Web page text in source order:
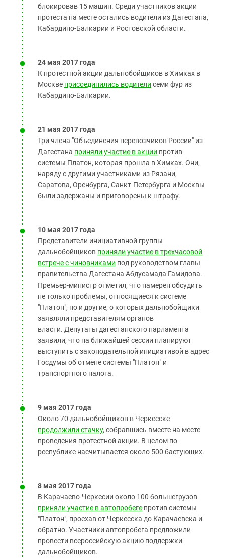
блокировав 15 машин. Среди участников акции
протеста на месте остались водители из Дагестана,
Кабардино-Балкарии и Ростовской области.
24 мая 2017 года
К протестной акции дальнобойщиков в Химках в
Москве присоединились водители семи фур из
Кабардино-Балкарии.
21 мая 2017 года
Три члена "Объединения перевозчиков России" из
Дагестана приняли участие в акции против
системы Платон, которая прошла в Химках. Они,
наряду с другими участниками из Рязани,
Саратова, Оренбурга, Санкт-Петербурга и Москвы
были задержаны и приговорены к штрафу.
10 мая 2017 года
Представители инициативной группы
дальнобойщиков приняли участие в трехчасовой
встрече с чиновниками под руководством главы
правительства Дагестана Абдусамада Гамидова.
Премьер-министр отметил, что намерен обсудить
не только проблемы, относящиеся к системе
"Платон", но и другие, о которых дальнобойщики
заявляли представителям органов
власти. Депутаты дагестанского парламента
заявили, что на ближайшей сессии планируют
выступить с законодательной инициативой в адрес
Госдумы об отмене системы "Платон" и
транспортного налога.
9 мая 2017 года
Около 70 дальнобойщиков в Черкесске
продолжили стачку, собравшись вместе на месте
проведения протестной акции. В целом по
республике насчитывается около 500 бастующих.
8 мая 2017 года
В Карачаево-Черкесии около 100 большегрузов
приняли участие в автопробеге против системы
"Платон", проехав от Черкесска до Карачаевска и
обратно. Участники автопробега предложили
провести всероссийскую акцию поддержки
дальнобойщиков.